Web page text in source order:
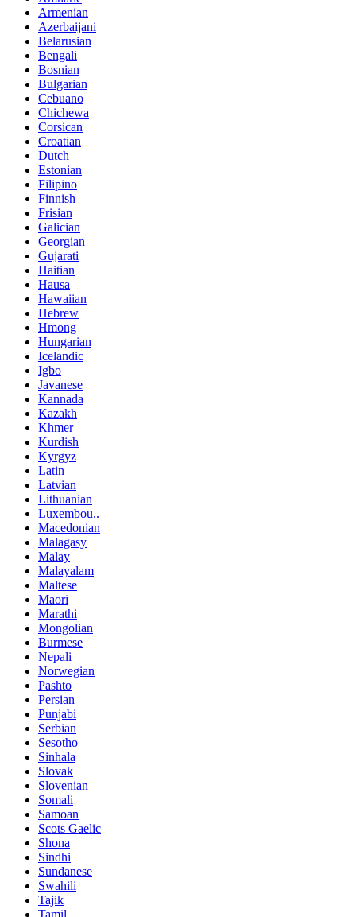
Armenian
Azerbaijani
Belarusian
Bengali
Bosnian
Bulgarian
Cebuano
Chichewa
Corsican
Croatian
Dutch
Estonian
Filipino
Finnish
Frisian
Galician
Georgian
Gujarati
Haitian
Hausa
Hawaiian
Hebrew
Hmong
Hungarian
Icelandic
Igbo
Javanese
Kannada
Kazakh
Khmer
Kurdish
Kyrgyz
Latin
Latvian
Lithuanian
Luxembou..
Macedonian
Malagasy
Malay
Malayalam
Maltese
Maori
Marathi
Mongolian
Burmese
Nepali
Norwegian
Pashto
Persian
Punjabi
Serbian
Sesotho
Sinhala
Slovak
Slovenian
Somali
Samoan
Scots Gaelic
Shona
Sindhi
Sundanese
Swahili
Tajik